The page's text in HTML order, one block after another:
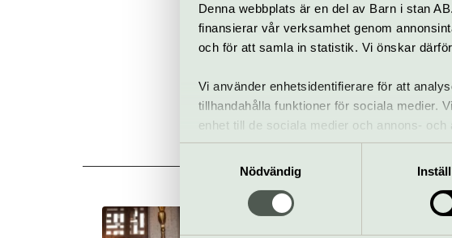
Denna webbplats är en del av Barn i stan
finansierar vår verksamhet genom
och för att samla in statistik. Vi önskar
Vi använder enhetsidentifierare för att
tillhandahålla funktioner för sociala medier.
enhet till de sociala medier och annons-
informationen med annan information som
Nödvändig
Köp biljett
Allt som